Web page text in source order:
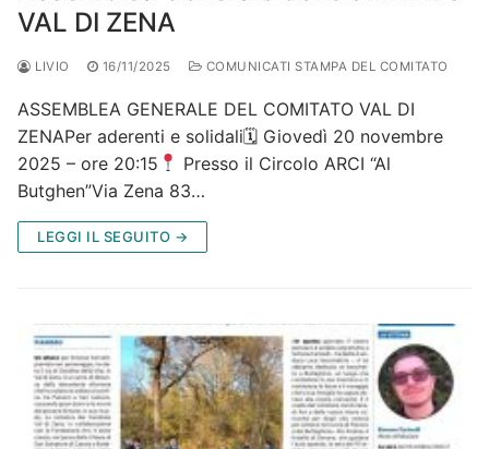
VAL DI ZENA
LIVIO 16/11/2025 COMUNICATI STAMPA DEL COMITATO
ASSEMBLEA GENERALE DEL COMITATO VAL DI
ZENAPer aderenti e solidali🗓 Giovedì 20 novembre
2025 – ore 20:15
Presso il Circolo ARCI “Al
Butghen”Via Zena 83…
LEGGI IL SEGUITO →